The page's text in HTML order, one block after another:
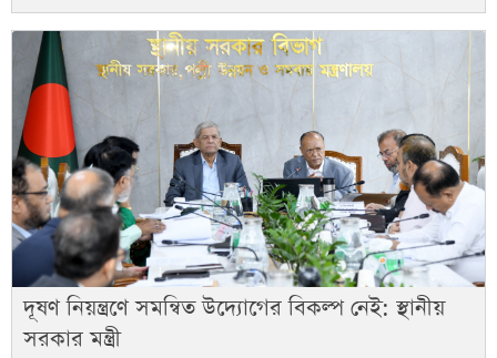
দূষণ নিয়ন্ত্রণে সমন্বিত উদ্যোগের বিকল্প নেই: স্থানীয়
সরকার মন্ত্রী